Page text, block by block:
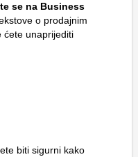
se na Business
o prodajnim
ćete unaprijediti
biti sigurni kako